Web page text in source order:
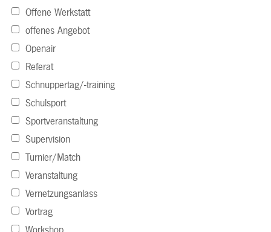
Offene Werkstatt
offenes Angebot
Openair
Referat
Schnuppertag/-training
Schulsport
Sportveranstaltung
Supervision
Turnier/Match
Veranstaltung
Vernetzungsanlass
Vortrag
Workshop